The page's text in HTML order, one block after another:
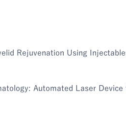
Rejuvenation Using
Automated Laser